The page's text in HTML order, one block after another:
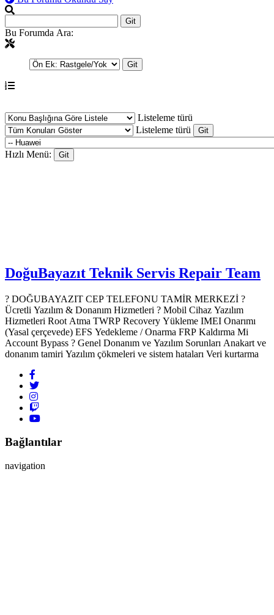
Bu Forumda Ara:
Listeleme türü
Listeleme türü
Hızlı Menü:
DoğuBayazıt Teknik Servis Repair Team
? DOĞUBAYAZIT CEP TELEFONU TAMİR MERKEZİ ?️
Ücretli Yazılım & Donanım Hizmetleri ? Mobil Cihaz Yazılım
Hizmetleri Root Atma TWRP Recovery Yükleme IMEI Onarımı
(Yasal çerçevede) EFS Yedekleme / Onarma FRP Kaldırma Mi
Account Bypass ? Genel Donanım ve Yazılım Sorunları Anakart ve
donanım tamiri Yazılım çökmeleri ve sistem hataları Veri kurtarma
Bağlantılar
navigation